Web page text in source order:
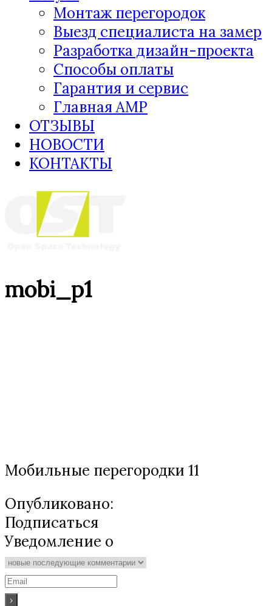
Монтаж перегородок
Выезд специалиста на замер
Разработка дизайн-проекта
Способы оплаты
Гарантия и сервис
Главная AMP
ОТЗЫВЫ
НОВОСТИ
КОНТАКТЫ
mobi_p1
Мобильные перегородки 11
Опубликовано:
Подписаться
Уведомление о